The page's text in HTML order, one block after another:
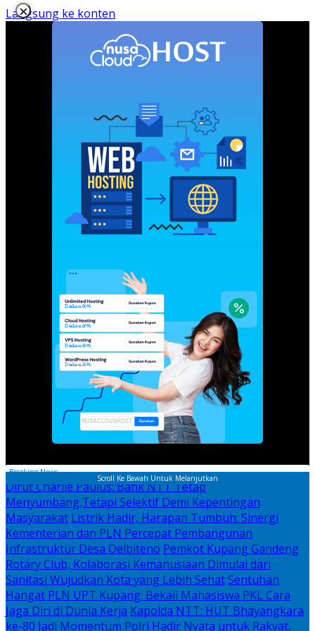
Langsung ke konten
×
Scroll Ke Bawah Untuk Melanjutkan
Breaking News
Dirut Charlie Paulus: Bank NTT Tetap
Menyumbang,Tetapi Selektif Demi Kepentingan
Masyarakat Listrik Hadir, Harapan Tumbuh: Sinergi
Kementerian dan PLN Percepat Pembangunan
Infrastruktur Desa Oelbiteno Pemkot Kupang Gandeng
Rotary Club, Kolaborasi Kemanusiaan Dimulai dari
Sanitasi Wujudkan Kota yang Lebih Sehat Sentuhan
Hangat PLN UPT Kupang: Bekali Mahasiswa PKL Cara
Jaga Diri di Dunia Kerja Kapolda NTT: HUT Bhayangkara
ke-80 Jadi Momentum Polri Hadir Nyata untuk Rakyat,